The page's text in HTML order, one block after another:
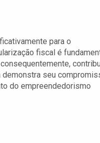
para o
fiscal é
demonstra seu
do empreendedorismo